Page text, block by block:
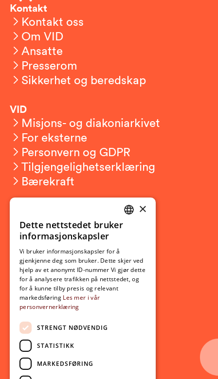
Kontakt
Kontakt oss
Om VID
Ansatte
Presserom
Sikkerhet og beredskap
VID
Misjons- og diakoniarkivet
For eksterne
Personvern og GDPR
Tilgjengelighetserklæring
Bærekraft
Ny student
Utveksling
Opptak
Lov- og regelverk
Aktuelt
Nyheter
Arrangementer
Nyhetsbrev
Ledige stillinger
Følg oss på sosiale medier:
NORWEGIAN
×
Dette nettstedet bruker
informasjonskapsler
Vi bruker informasjonskapsler for å
gjenkjenne deg som bruker. Dette skjer ved
hjelp av et anonymt ID-nummer Vi gjør dette
for å analysere trafikken på nettstedet, og
for å kunne tilby presis og relevant
markedsføring Les mer i vår
personvernerklæring
STRENGT NØDVENDIG
STATISTIKK
MARKEDSFØRING